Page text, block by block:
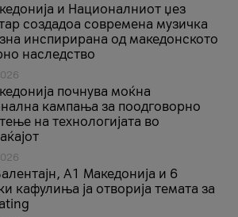
и Националниот џез
создадоа современа музичка
инспирирана од македонското
наследство
почнува моќна
кампања за поодговорно
на технологијата во
A1 Македонија и 6
кафулиња ја отворија темата за